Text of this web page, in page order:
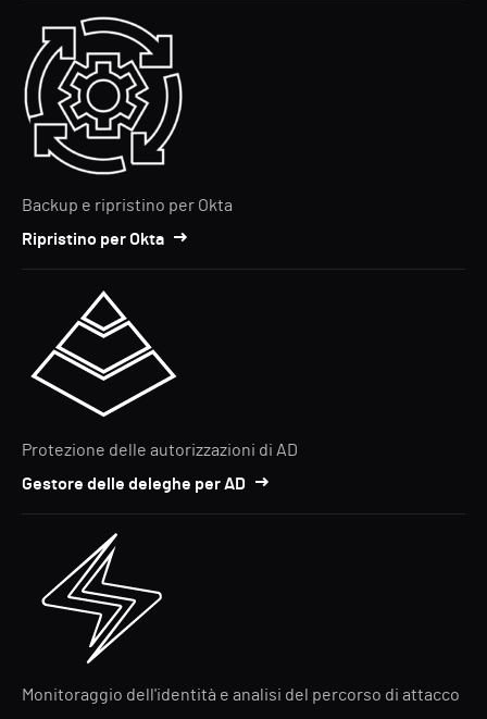
Backup e ripristino per Okta
Ripristino per Okta
Protezione delle autorizzazioni di AD
Gestore delle deleghe per AD
Monitoraggio dell'identità e analisi del percorso di attacco